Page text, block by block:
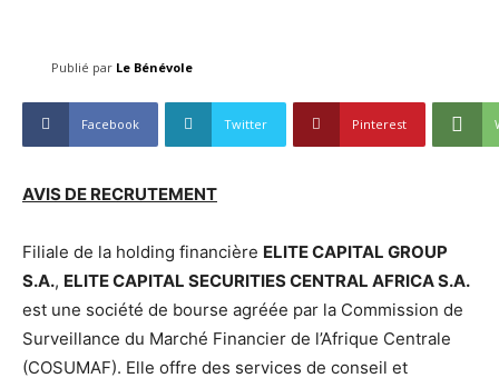
Publié par Le Bénévole
Facebook Twitter Pinterest
AVIS DE RECRUTEMENT
Filiale de la holding financière ELITE CAPITAL GROUP
S.A., ELITE CAPITAL SECURITIES CENTRAL AFRICA S.A.
est une société de bourse agréée par la Commission de
Surveillance du Marché Financier de l’Afrique Centrale
(COSUMAF). Elle offre des services de conseil et